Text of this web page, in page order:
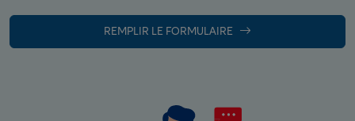
REMPLIR LE FORMULAIRE